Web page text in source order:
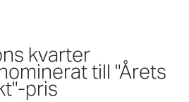
kvarter
till "Årets
pris